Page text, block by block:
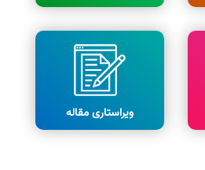
ویراستاری مقاله